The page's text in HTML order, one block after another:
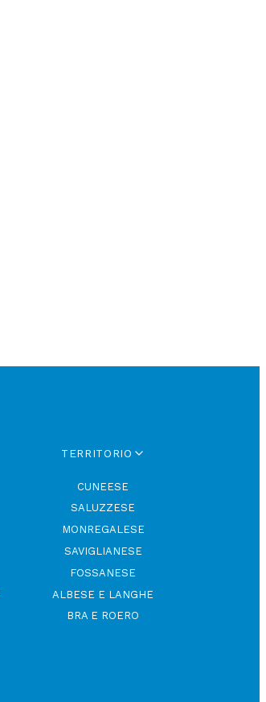
TERRITORIO
CUNEESE
SALUZZESE
MONREGALESE
SAVIGLIANESE
FOSSANESE
ALBESE E LANGHE
BRA E ROERO